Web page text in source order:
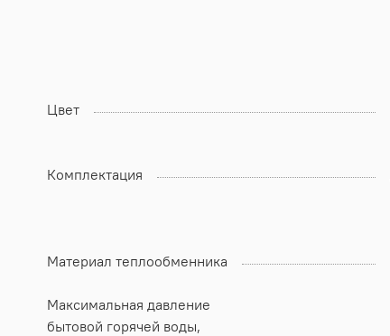
Цвет
Комплектация
Материал теплообменника
Максимальная давление
бытовой горячей воды,